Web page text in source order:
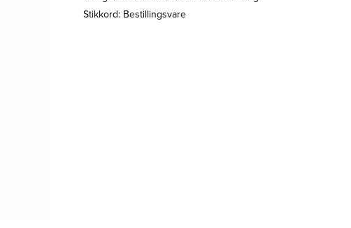
Stikkord: Bestillingsvare